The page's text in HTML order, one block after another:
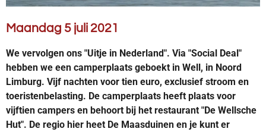
Maandag 5 juli 2021
We vervolgen ons "Uitje in Nederland". Via "Social Deal"
hebben we een camperplaats geboekt in Well, in Noord
Limburg. Vijf nachten voor tien euro, exclusief stroom en
toeristenbelasting. De camperplaats heeft plaats voor
vijftien campers en behoort bij het restaurant "De Wellsche
Hut". De regio hier heet De Maasduinen en je kunt er